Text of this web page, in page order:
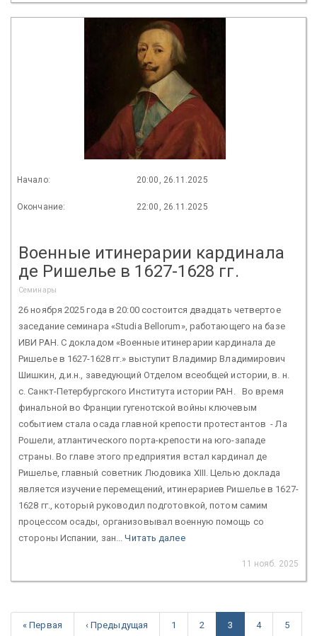
Начало: 20:00, 26.11.2025
Окончание: 22:00, 26.11.2025
Военные итинерарии кардинала
де Ришелье в 1627-1628 гг.
Семинары
26 ноября 2025 года в 20:00 состоится двадцать четвертое
заседание семинара «Studia Bellorum», работающего на базе
ИВИ РАН. С докладом «Военные итинерарии кардинала де
Ришелье в 1627-1628 гг.» выступит Владимир Владимирович
Шишкин, д.и.н., заведующий Отделом всеобщей истории, в. н.
с. Санкт-Петербургского Института истории РАН. Во время
финальной во Франции гугенотской войны ключевым
событием стала осада главной крепости протестантов - Ла
Рошели, атлантического порта-крепости на юго-западе
страны. Во главе этого предприятия встал кардинал де
Ришелье, главный советник Людовика XIII. Целью доклада
является изучение перемещений, итинерариев Ришелье в 1627-
1628 гг., который руководил подготовкой, потом самим
процессом осады, организовывал военную помощь со
стороны Испании, зан...Читать далее
11 нояб. 2025
« Первая ‹ Предыдущая 1 2 3 4 5